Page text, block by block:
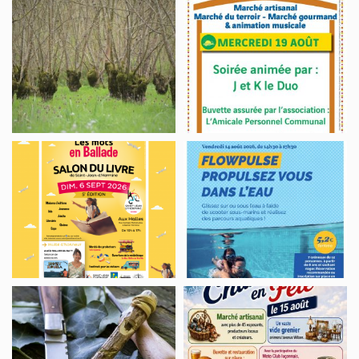
de
Lairoux
Sortie
nature,
Auprès
de
mon
arbre
Marché
semi-
nocturne
Festiv’Michelaise
Livre
Mots
en
Ballade”
Flowpulse,
propulsez-
vous
dans
l’eau
Sortie
nature,
jeux
Le
Champ
de